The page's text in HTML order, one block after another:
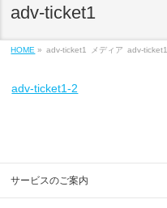
adv-ticket1
HOME » adv-ticket1 メディア adv-ticket1
adv-ticket1-2
サービスのご案内